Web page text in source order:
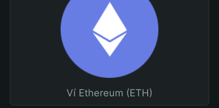
Ví Ethereum (ETH)